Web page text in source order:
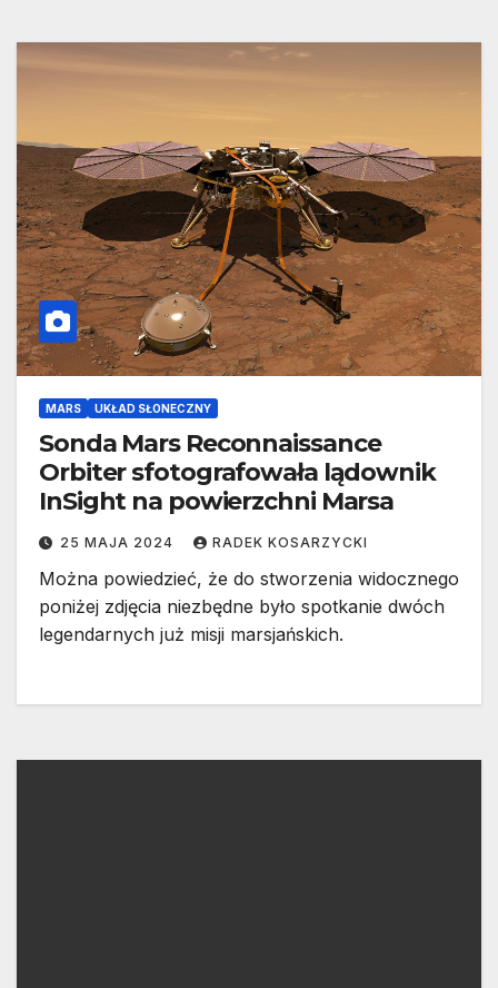
MARS UKŁAD SŁONECZNY
Sonda Mars Reconnaissance
Orbiter sfotografowała lądownik
InSight na powierzchni Marsa
25 MAJA 2024 RADEK KOSARZYCKI
Można powiedzieć, że do stworzenia widocznego
poniżej zdjęcia niezbędne było spotkanie dwóch
legendarnych już misji marsjańskich.